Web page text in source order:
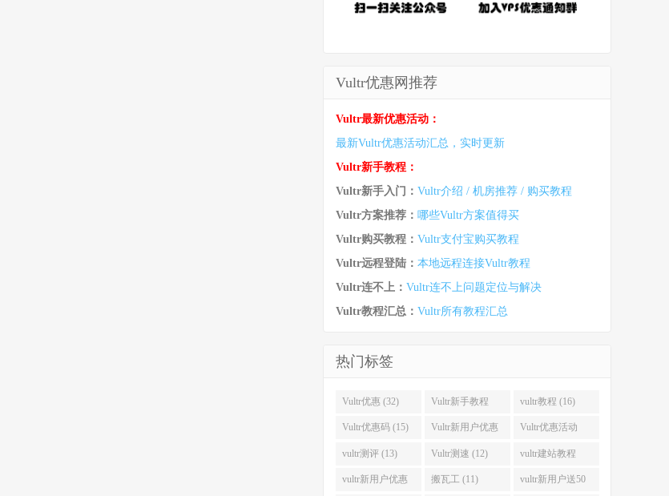
Vultr优惠网推荐
Vultr最新优惠活动：
最新Vultr优惠活动汇总，实时更新
Vultr新手教程：
Vultr新手入门： Vultr介绍 / 机房推荐 / 购买教程
Vultr方案推荐： 哪些Vultr方案值得买
Vultr购买教程： Vultr支付宝购买教程
Vultr远程登陆： 本地远程连接Vultr教程
Vultr连不上： Vultr连不上问题定位与解决
Vultr教程汇总： Vultr所有教程汇总
热门标签
Vultr优惠 (32) Vultr新手教程
(16)
vultr教程 (16)
Vultr优惠码 (15) Vultr新用户优惠
(14)
Vultr优惠活动
(13)
vultr测评 (13) Vultr测速 (12) vultr建站教程
(12)
vultr新用户优惠 搬瓦工 (11) vultr新用户送50